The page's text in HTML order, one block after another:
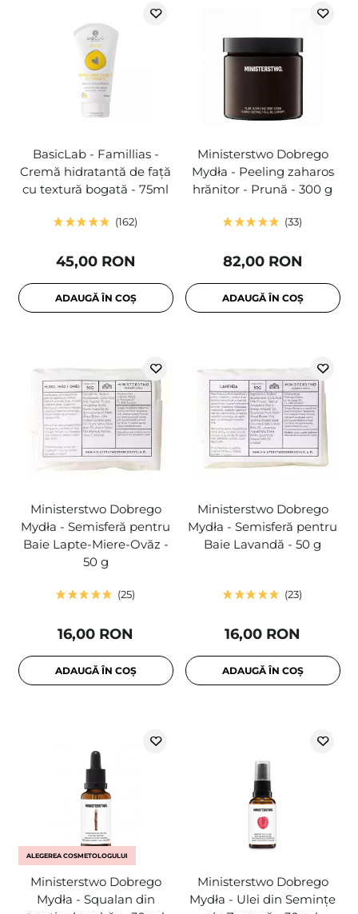
BasicLab - Famillias -
Cremă hidratantă de față
cu textură bogată - 75ml
162
45,00 RON
ADAUGĂ ÎN COȘ
Ministerstwo Dobrego
Mydła - Peeling zaharos
hrănitor - Prună - 300 g
33
82,00 RON
ADAUGĂ ÎN COȘ
Ministerstwo Dobrego
Mydła - Semisferă pentru
Baie Lapte-Miere-Ovăz -
50 g
25
16,00 RON
ADAUGĂ ÎN COȘ
Ministerstwo Dobrego
Mydła - Semisferă pentru
Baie Lavandă - 50 g
23
16,00 RON
ADAUGĂ ÎN COȘ
ALEGEREA COSMETOLOGULUI
Ministerstwo Dobrego
Mydła - Squalan din
Ministerstwo Dobrego
Mydła - Ulei din Semințe